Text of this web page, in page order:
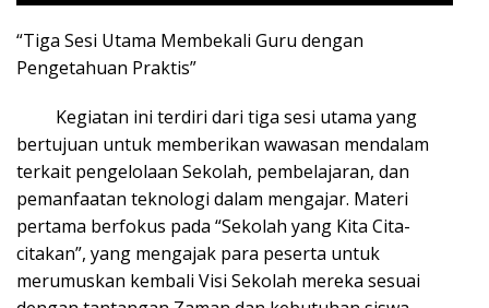
“Tiga Sesi Utama Membekali Guru dengan
Pengetahuan Praktis”
Kegiatan ini terdiri dari tiga sesi utama yang
bertujuan untuk memberikan wawasan mendalam
terkait pengelolaan Sekolah, pembelajaran, dan
pemanfaatan teknologi dalam mengajar. Materi
pertama berfokus pada “Sekolah yang Kita Cita-
citakan”, yang mengajak para peserta untuk
merumuskan kembali Visi Sekolah mereka sesuai